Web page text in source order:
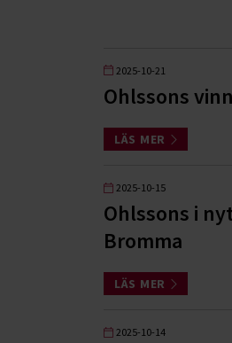
2025-10-21
Ohlssons
LÄS MER
2025-10-15
Ohlssons i
Bromma
LÄS MER
2025-10-14